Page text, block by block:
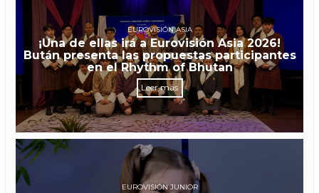
EUROVISIÓN ASIA
¡Una de ellas irá a Eurovisión Asia 2026!
Bután presenta las propuestas participantes
en el Rhythm of Bhutan
Leer más
EUROVISIÓN JUNIOR